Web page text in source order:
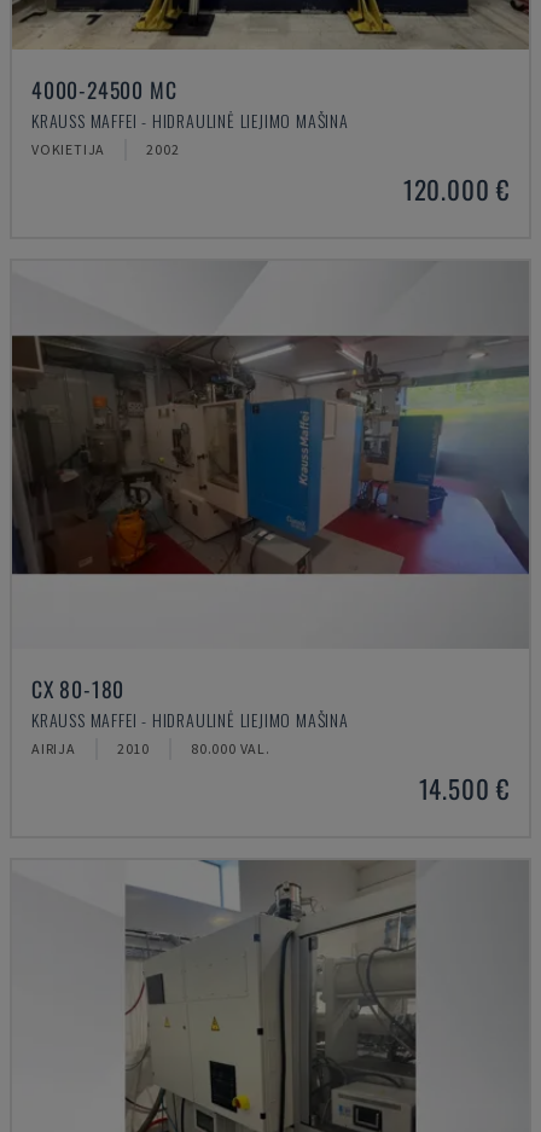
4000-24500 MC
KRAUSS MAFFEI - HIDRAULINĖ LIEJIMO MAŠINA
VOKIETIJA 2002
120.000 €
CX 80-180
KRAUSS MAFFEI - HIDRAULINĖ LIEJIMO MAŠINA
AIRIJA 2010 80.000 VAL.
14.500 €